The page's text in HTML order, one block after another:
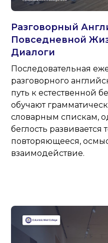
Разговорный
Повседневной
Диалоги
Последовательная
разговорного
путь к естественной
обучают
словарным спискам,
беглость развивается
повторяющееся,
взаимодействие.